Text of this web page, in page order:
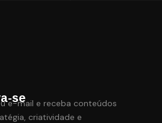
se
e-mail e receba conteúdos
criatividade e